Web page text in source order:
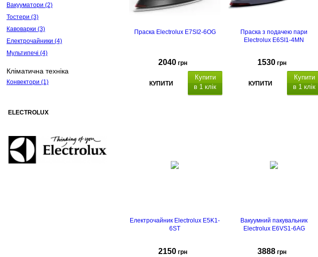
Вакууматори (2)
Тостери (3)
Кавоварки (3)
Електрочайники (4)
Мультипечі (4)
Кліматична техніка
Конвектори (1)
ELECTROLUX
Праска Electrolux E7SI2-6OG
2040 грн
КУПИТИ
Купити
в 1 клік
Праска з подачею пари
Electrolux E6SI1-4MN
1530 грн
КУПИТИ
Купити
в 1 клік
Електрочайник Electrolux E5K1-
6ST
2150 грн
Вакуумний пакувальник
Electrolux E6VS1-6AG
3888 грн